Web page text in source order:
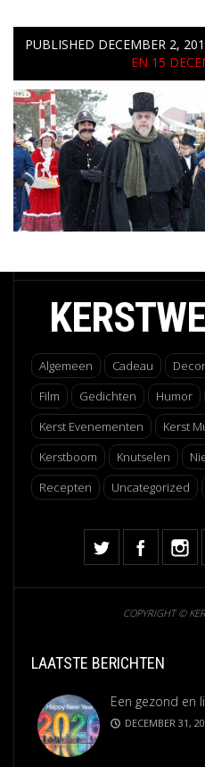
PUBLISHED DECEMBER 2,
EN 15
Algemeen Cadeau
Film
Gedichten Humor
Kerst Evenementen
Kerst
Kerstboom
Knutselen
Recepten
Uncategorized
COPYRIGHT ©
LAATSTE BERICHTEN
Een gezond en
DECEMBER 31,